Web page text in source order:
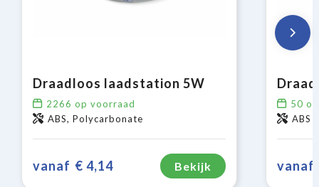
Draadloos laadstation 5W
2266 op voorraad
ABS, Polycarbonate
vanaf € 4,14 Bekijk
50
ABS
vanaf